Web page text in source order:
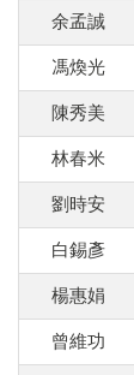
余孟誠
馮煥光
陳秀美
林春米
劉時安
白錫彥
楊惠娟
曾維功